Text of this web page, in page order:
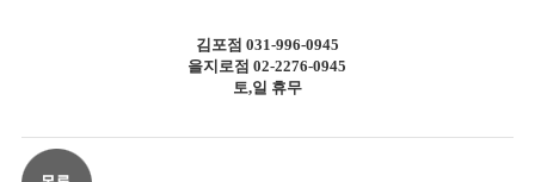
김포점 031-996-0945
을지로점 02-2276-0945
토,일 휴무